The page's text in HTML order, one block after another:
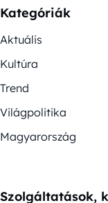
Kategóriák
Aktuális
Kultúra
Trend
Világpolitika
Magyarország
Szolgáltatások,